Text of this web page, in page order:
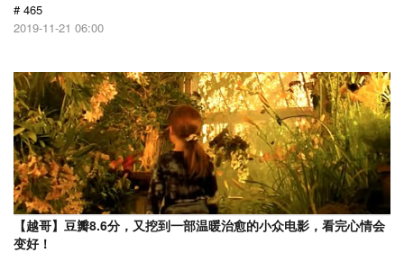
# 465
2019-11-21 06:00
【越哥】豆瓣8.6分，又挖到一部温暖治愈的小众电影，看完心情会
变好！